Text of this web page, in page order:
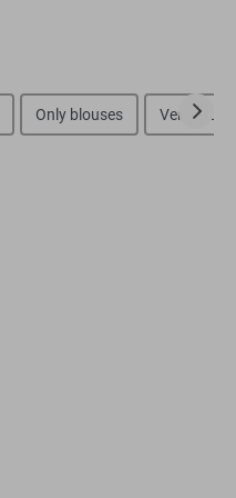
Only blouses Vero